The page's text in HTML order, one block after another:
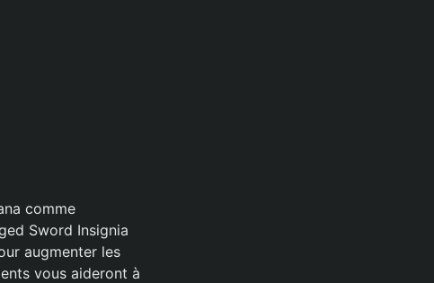
comme
Sword Insignia
augmenter les
vous aideront à